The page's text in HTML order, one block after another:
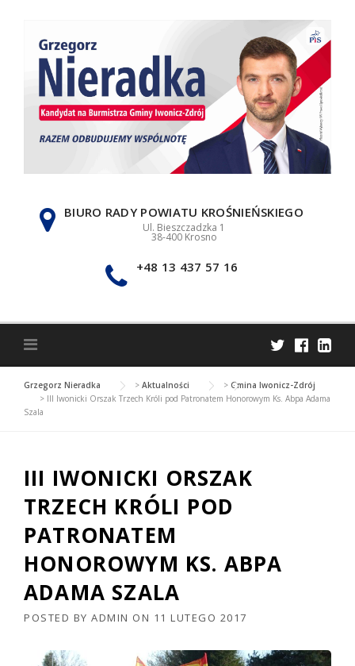
BIURO RADY POWIATU KROŚNIEŃSKIEGO
Ul. Bieszczadzka 1
38-400 Krosno
+48 13 437 57 16
Grzegorz Nieradka > Aktualności > Gmina Iwonicz-Zdrój
> III Iwonicki Orszak Trzech Króli pod Patronatem Honorowym Ks. Abpa Adama
Szala
III IWONICKI ORSZAK
TRZECH KRÓLI POD
PATRONATEM
HONOROWYM KS. ABPA
ADAMA SZALA
POSTED BY ADMIN ON 11 LUTEGO 2017